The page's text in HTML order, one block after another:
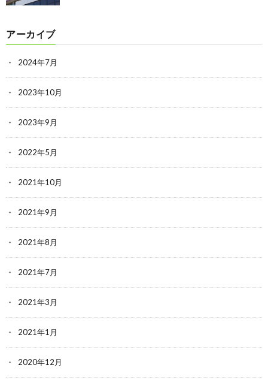
アーカイブ
2024年7月
2023年10月
2023年9月
2022年5月
2021年10月
2021年9月
2021年8月
2021年7月
2021年3月
2021年1月
2020年12月